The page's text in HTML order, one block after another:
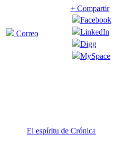
Correo
+ Compartir
Facebook
LinkedIn
Digg
MySpace
El espíritu de Crónica